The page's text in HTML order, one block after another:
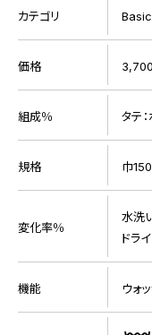
カテゴリ
価格 3,700
組成％ タテ
規格 巾
変化率％
水洗
ドラ
機能 ウォ